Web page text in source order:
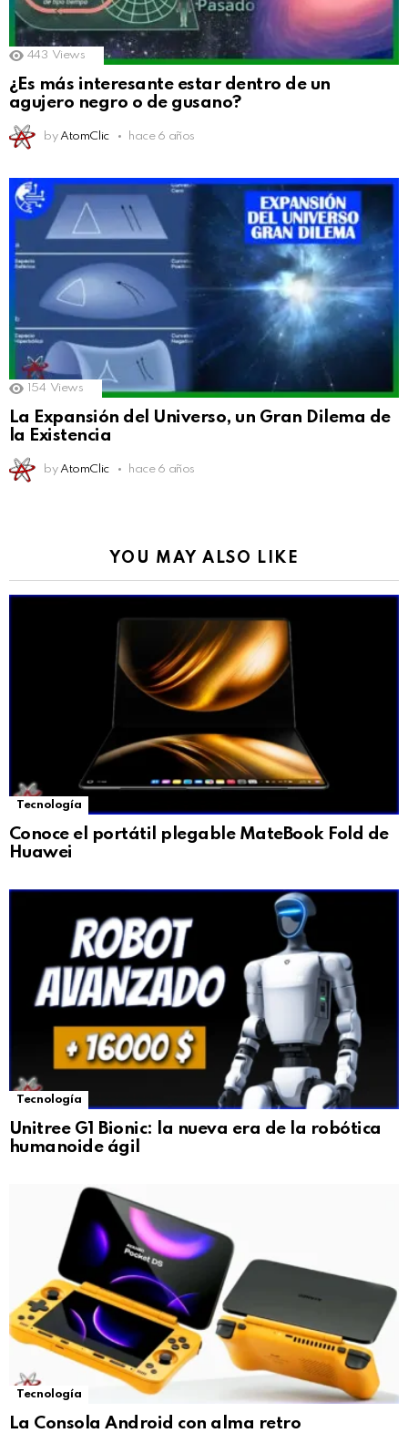
443 Views
¿Es más interesante estar dentro de un
agujero negro o de gusano?
by AtomClic hace 6 años
154 Views
La Expansión del Universo, un Gran Dilema de
la Existencia
by AtomClic hace 6 años
YOU MAY ALSO LIKE
Tecnología
Conoce el portátil plegable MateBook Fold de
Huawei
Tecnología
Unitree G1 Bionic: la nueva era de la robótica
humanoide ágil
Tecnología
La Consola Android con alma retro